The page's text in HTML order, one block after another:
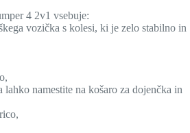
4 2v1 vsebuje:
vozička s kolesi, ki je zelo stabilno in
namestite na košaro za dojenčka in